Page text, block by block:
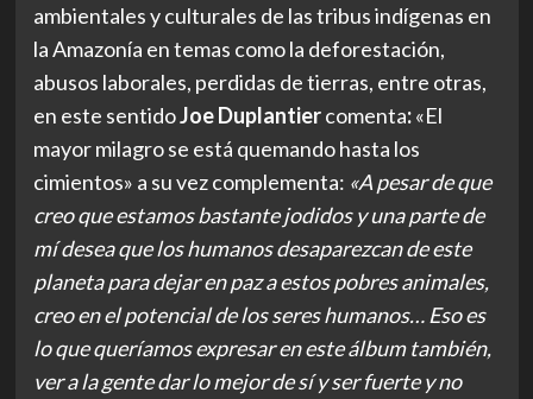
ambientales y culturales de las tribus indígenas en
la Amazonía en temas como la deforestación,
abusos laborales, perdidas de tierras, entre otras,
en este sentidoJoe Duplantiercomenta:«El
mayor milagro se está quemando hasta los
cimientos» a su vez complementa: «A pesar de que
creo que estamos bastante jodidos y una parte de
mí desea que los humanos desaparezcan de este
planeta para dejar en paz a estos pobres animales,
creo en el potencial de los seres humanos… Eso es
lo que queríamos expresar en este álbum también,
ver a la gente dar lo mejor de sí y ser fuerte y no